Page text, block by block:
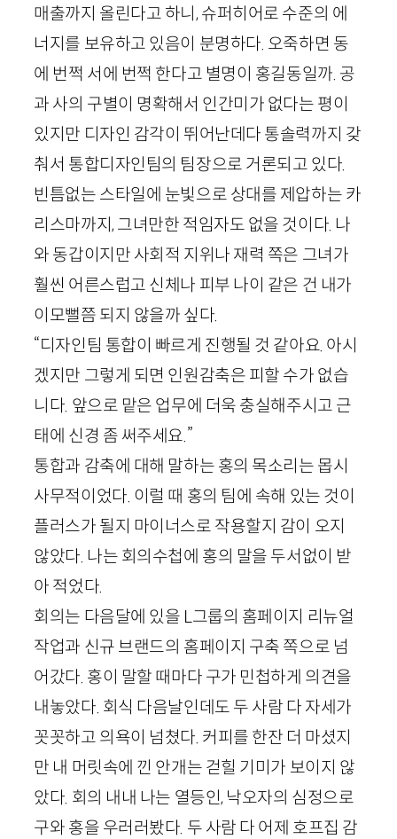
매출까지 올린다고 하니, 슈퍼히어로 수준의 에
너지를 보유하고 있음이 분명하다. 오죽하면 동
에 번쩍 서에 번쩍 한다고 별명이 홍길동일까. 공
과 사의 구별이 명확해서 인간미가 없다는 평이
있지만 디자인 감각이 뛰어난데다 통솔력까지 갖
춰서 통합디자인팀의 팀장으로 거론되고 있다.
빈틈없는 스타일에 눈빛으로 상대를 제압하는 카
리스마까지, 그녀만한 적임자도 없을 것이다. 나
와 동갑이지만 사회적 지위나 재력 쪽은 그녀가
훨씬 어른스럽고 신체나 피부 나이 같은 건 내가
이모뻘쯤 되지 않을까 싶다.
“디자인팀 통합이 빠르게 진행될 것 같아요. 아시
겠지만 그렇게 되면 인원감축은 피할 수가 없습
니다. 앞으로 맡은 업무에 더욱 충실해주시고 근
태에 신경 좀 써주세요.”
통합과 감축에 대해 말하는 홍의 목소리는 몹시
사무적이었다. 이럴 때 홍의 팀에 속해 있는 것이
플러스가 될지 마이너스로 작용할지 감이 오지
않았다. 나는 회의수첩에 홍의 말을 두서없이 받
아 적었다.
회의는 다음달에 있을 L그룹의 홈페이지 리뉴얼
작업과 신규 브랜드의 홈페이지 구축 쪽으로 넘
어갔다. 홍이 말할 때마다 구가 민첩하게 의견을
내놓았다. 회식 다음날인데도 두 사람 다 자세가
꼿꼿하고 의욕이 넘쳤다. 커피를 한잔 더 마셨지
만 내 머릿속에 낀 안개는 걷힐 기미가 보이지 않
았다. 회의 내내 나는 열등인, 낙오자의 심정으로
구와 홍을 우러러봤다. 두 사람 다 어제 호프집 감